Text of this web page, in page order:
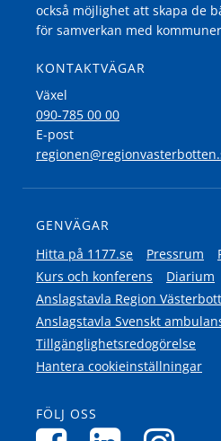
också möjlighet att skapa de
för samverkan med
KONTAKTVÄGAR
Växel
090-785 00 00
E-post
GENVÄGAR
Hitta på 1177.se
Pressrum
Kurs och konferens
Diarium
Anslagstavla Region
Anslagstavla Svenskt
Tillgänglighetsredogörelse
Hantera cookieinställningar
FÖLJ OSS